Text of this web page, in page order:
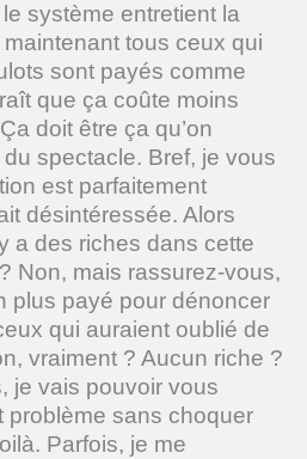
système entretient la
tous ceux qui
sont payés comme
que ça coûte moins
doit être ça qu’on
spectacle. Bref, je vous
est parfaitement
désintéressée. Alors
a des riches dans cette
Non, mais rassurez-vous,
plus payé pour dénoncer
qui auraient oublié de
vraiment ? Aucun riche ?
je vais pouvoir vous
problème sans choquer
Parfois, je me